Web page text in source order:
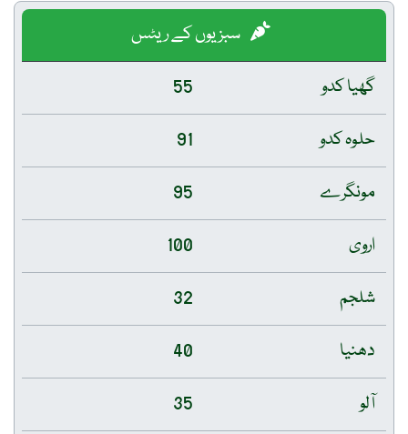
سبزیوں کے ریٹس
گھیا کدو
55
حلوہ کدو
91
مونگرے
95
اروی
100
شلجم
32
دھنیا
40
آلو
35